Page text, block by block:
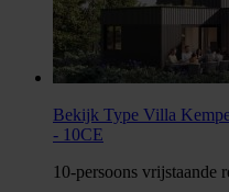
Bekijk Type Villa
- 10CE
10-persoons vrijstaande